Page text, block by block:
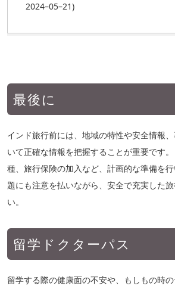
2024–05–21)
最後に
インド旅行前には、地域の特性や安全情報
いて正確な情報を把握することが重要です
種、旅行保険の加入など、計画的な準備を
題にも注意を払いながら、安全で充実した
い。
留学ドクターパス
留学する際の健康面の不安や、もしもの時